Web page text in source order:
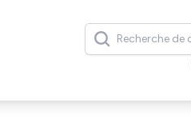
Rechercher